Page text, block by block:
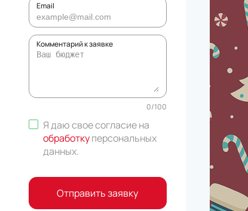
Email
Комментарий к заявке
0/100
Я даю свое согласие на
обработкуперсональных
данных.
Отправить заявку